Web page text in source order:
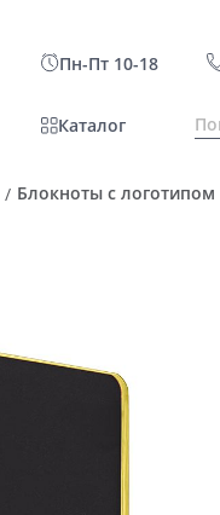
Пн-Пт 10-18
Каталог
/ Блокноты с логотипом